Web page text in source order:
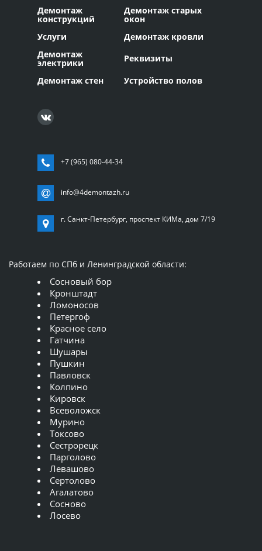
Демонтаж
конструкций
Демонтаж старых
окон
Услуги
Демонтаж кровли
Демонтаж
электрики
Реквизиты
Демонтаж стен
Устройство полов
+7 (965) 080-44-34
info@4demontazh.ru
г. Санкт-Петербург, проспект КИМа, дом 7/19
Работаем по СПб и Ленинградской области:
Сосновый бор
Кронштадт
Ломоносов
Петергоф
Красное село
Гатчина
Шушары
Пушкин
Павловск
Колпино
Кировск
Всеволожск
Мурино
Токсово
Сестрорецк
Парголово
Левашово
Сертолово
Агалатово
Сосново
Лосево